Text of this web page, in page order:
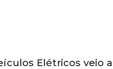
Elétricos veio a